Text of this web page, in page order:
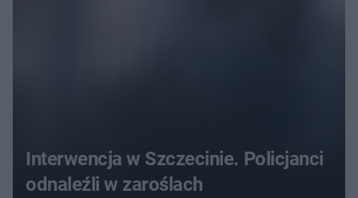
Interwencja w Szczecinie. Policjanci
odnaleźli w zaroślach